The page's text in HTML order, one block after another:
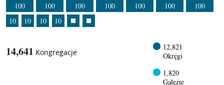
100
100 100 100 100 100
100
10
10 10 10
14,641 Kongregacje
12,821
Okręgi
1,820
Gałęzie